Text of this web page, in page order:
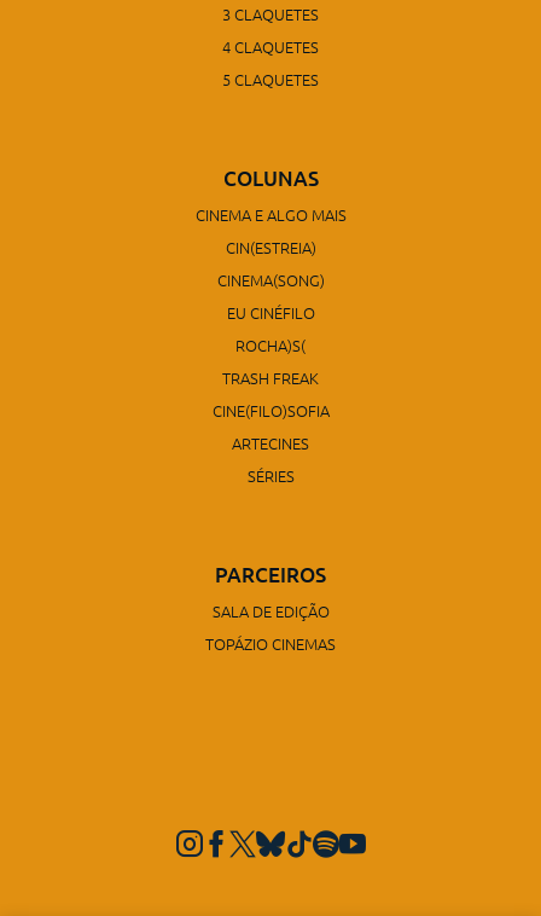
3 CLAQUETES
4 CLAQUETES
5 CLAQUETES
COLUNAS
CINEMA E ALGO MAIS
CIN(ESTREIA)
CINEMA(SONG)
EU CINÉFILO
ROCHA)S(
TRASH FREAK
CINE(FILO)SOFIA
ARTECINES
SÉRIES
PARCEIROS
SALA DE EDIÇÃO
TOPÁZIO CINEMAS